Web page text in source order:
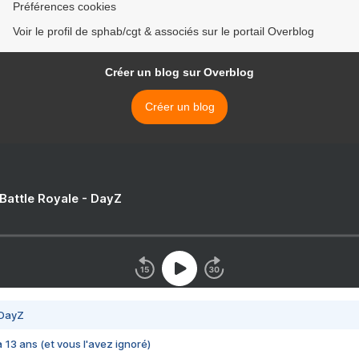
Préférences cookies
Voir le profil de sphab/cgt & associés sur le portail Overblog
Créer un blog sur Overblog
Créer un blog
Royale - DayZ
13 ans (et vous l'avez ignoré)